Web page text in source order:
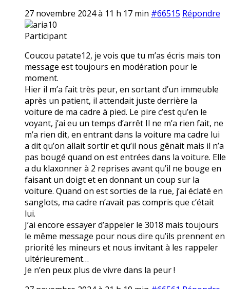
27 novembre 2024 à 11 h 17 min #66515 Répondre
aria10
Participant
Coucou patate12, je vois que tu m’as écris mais ton
message est toujours en modération pour le
moment.
Hier il m’a fait très peur, en sortant d’un immeuble
après un patient, il attendait juste derrière la
voiture de ma cadre à pied. Le pire c’est qu’en le
voyant, j’ai eu un temps d’arrêt Il ne m’a rien fait, ne
m’a rien dit, en entrant dans la voiture ma cadre lui
a dit qu’on allait sortir et qu’il nous gênait mais il n’a
pas bougé quand on est entrées dans la voiture. Elle
a du klaxonner à 2 reprises avant qu’il ne bouge en
faisant un doigt et en donnant un coup sur la
voiture. Quand on est sorties de la rue, j’ai éclaté en
sanglots, ma cadre n’avait pas compris que c’était
lui.
J’ai encore essayer d’appeler le 3018 mais toujours
le même message pour nous dire qu’ils prennent en
priorité les mineurs et nous invitant à les rappeler
ultérieurement…
Je n’en peux plus de vivre dans la peur !